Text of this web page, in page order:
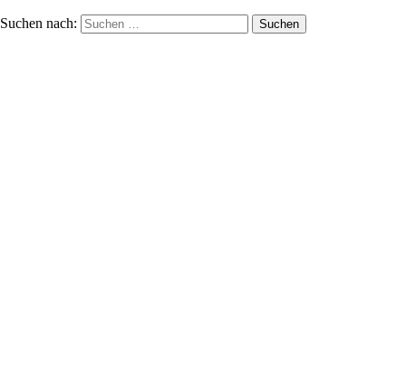
Suchen nach: